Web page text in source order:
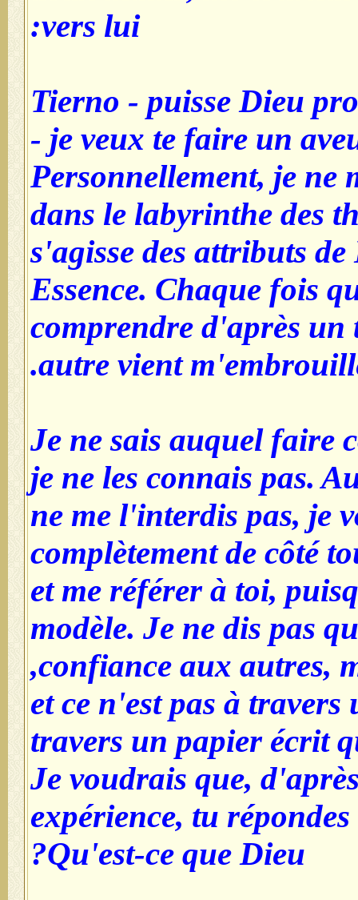
vers lui:
- Tierno - puisse Dieu
- je veux te faire un
Personnellement, je ne
dans le labyrinthe des
s'agisse des attributs
Essence. Chaque fois
comprendre d'après un
autre vient
Je ne sais auquel faire
je ne les connais pas.
ne me l'interdis pas, je
complètement de côté
et me référer à toi,
modèle. Je ne dis pas
confiance aux autres,
et ce n'est pas à
travers un papier écrit
Je voudrais que,
expérience, tu
Qu'est-ce que Dieu?